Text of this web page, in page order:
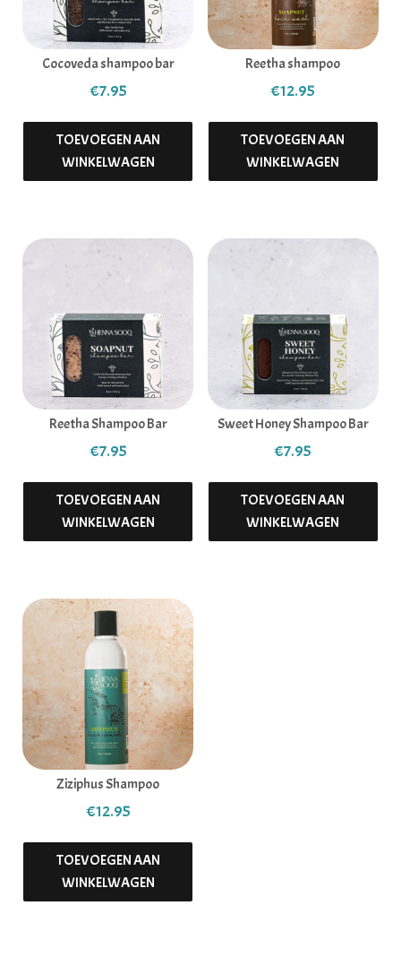
Cocoveda shampoo bar
€7.95
TOEVOEGEN AAN
WINKELWAGEN
Reetha shampoo
€12.95
TOEVOEGEN AAN
WINKELWAGEN
Reetha Shampoo Bar
€7.95
TOEVOEGEN AAN
WINKELWAGEN
Sweet Honey Shampoo Bar
€7.95
TOEVOEGEN AAN
WINKELWAGEN
Ziziphus Shampoo
€12.95
TOEVOEGEN AAN
WINKELWAGEN